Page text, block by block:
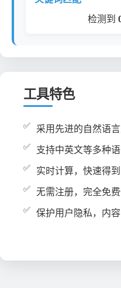
检测到
工具特色
采用先进的自然语
支持中英文等多种
实时计算，快速得
无需注册，完全免费
保护用户隐私，内